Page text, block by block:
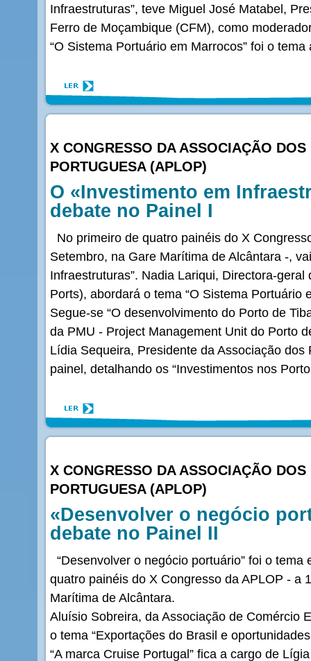
Infraestruturas”, teve Miguel José Matabel,
Ferro de Moçambique (CFM), como
“O Sistema Portuário em Marrocos” foi o
X CONGRESSO DA ASSOCIAÇÃO
PORTUGUESA (APLOP)
O «Investimento em
debate no Painel I
No primeiro de quatro painéis do X
Setembro, na Gare Marítima de Alcântara -,
Infraestruturas”. Nadia Lariqui, Directora-
Ports), abordará o tema “O Sistema Portuário
Segue-se “O desenvolvimento do Porto de
da PMU - Project Management Unit do Porto
Lídia Sequeira, Presidente da Associação
painel, detalhando os “Investimentos nos
X CONGRESSO DA ASSOCIAÇÃO
PORTUGUESA (APLOP)
«Desenvolver o negócio
debate no Painel II
“Desenvolver o negócio portuário” foi o
quatro painéis do X Congresso da APLOP - a
Marítima de Alcântara.
Aluísio Sobreira, da Associação de Comércio
o tema “Exportações do Brasil e
“A marca Cruise Portugal” fica a cargo de